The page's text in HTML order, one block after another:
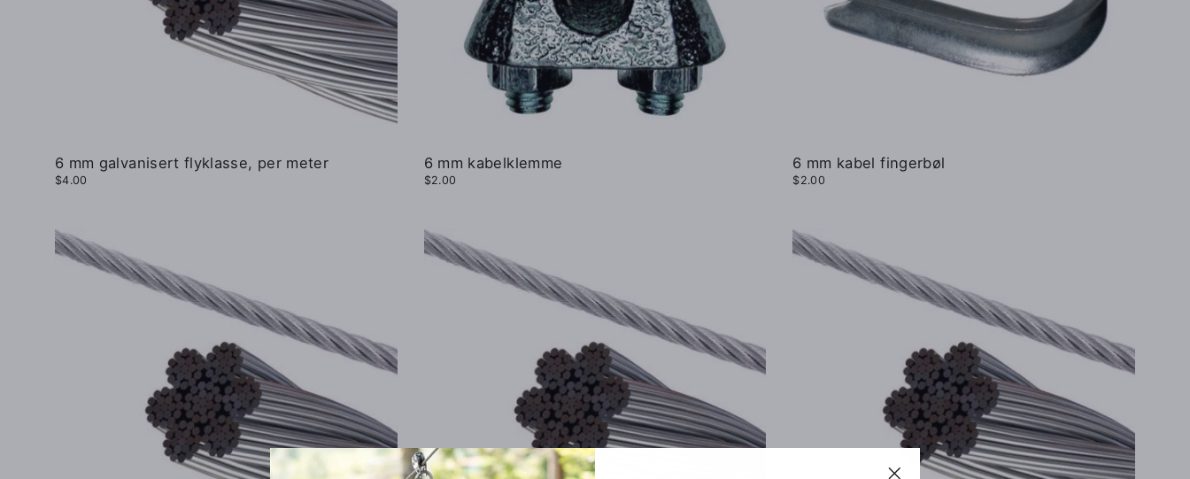
6 mm galvanisert flyklasse, per meter
$4.00
6 mm kabelklemme
$2.00
6 mm kabel fingerbøl
$2.00